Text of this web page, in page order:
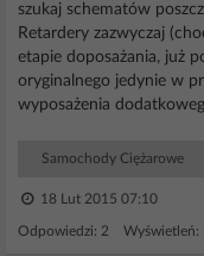
szukaj schematów
Retardery zazwyczaj
etapie doposażania, już
oryginalnego jedynie w
wyposażenia
Samochody Ciężarowe
18 Lut 2015 07:10
Odpowiedzi: 2 Wyświetleń: